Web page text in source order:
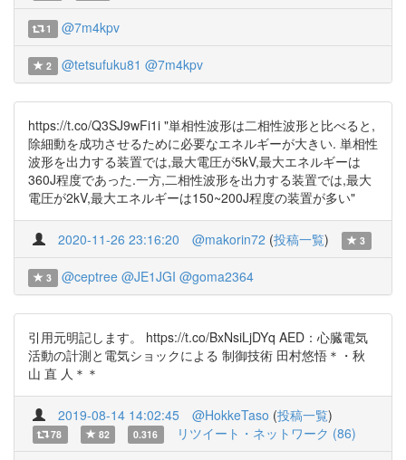
1 @7m4kpv
2 @tetsufuku81 @7m4kpv
https://t.co/Q3SJ9wFi1i "単相性波形は二相性波形と比べると,
除細動を成功させるために必要なエネルギーが大きい. 単相性
波形を出力する装置では,最大電圧が5kV,最大エネルギーは
360J程度であった.一方,二相性波形を出力する装置では,最大
電圧が2kV,最大エネルギーは150~200J程度の装置が多い"
2020-11-26 23:16:20 @makorin72 (投稿一覧) 3
3 @ceptree @JE1JGI @goma2364
引用元明記します。 https://t.co/BxNsiLjDYq AED：心臓電気
活動の計測と電気ショックによる 制御技術 田村悠悟＊・秋
山 直 人＊＊
2019-08-14 14:02:45 @HokkeTaso (投稿一覧)
78 82 0.316 リツイート・ネットワーク (86)